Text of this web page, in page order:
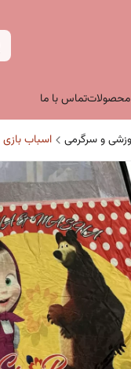
تماس با ما
و سرگرمی اسباب بازی